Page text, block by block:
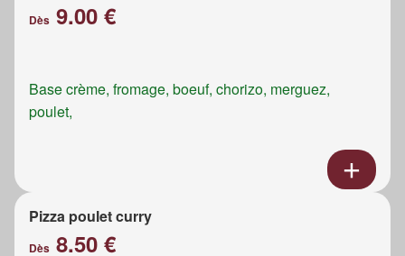
Dès 9.00 €
Base crème, fromage, boeuf, chorizo, merguez,
poulet,
Pizza poulet curry
Dès 8.50 €